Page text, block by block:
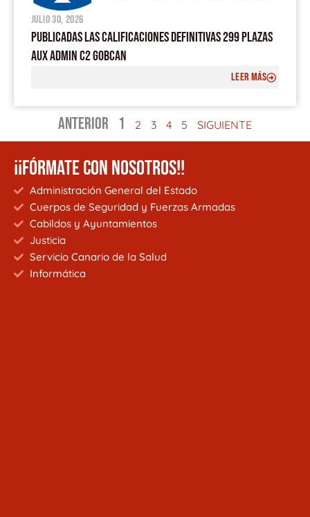
julio 30, 2026
PUBLICADAS LAS CALIFICACIONES DEFINITIVAS 299 PLAZAS
AUX ADMIN C2 GOBCAN
LEER MÁS
ANTERIOR 1 2 3 4 5 SIGUIENTE
¡¡FÓRMATE CON NOSOTROS!!
Administración General del Estado
Cuerpos de Seguridad y Fuerzas Armadas
Cabildos y Ayuntamientos
Justicia
Servicio Canario de la Salud
Informática